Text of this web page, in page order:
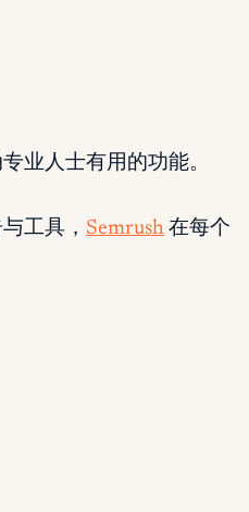
业人士有用的功能。
工具， Semrush 在每个